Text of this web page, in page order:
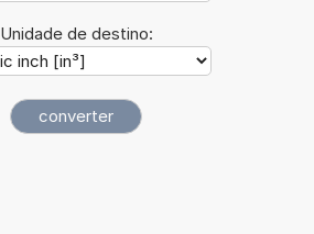
Unidade de destino: